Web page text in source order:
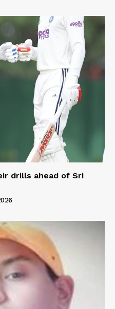
drills ahead of Sri